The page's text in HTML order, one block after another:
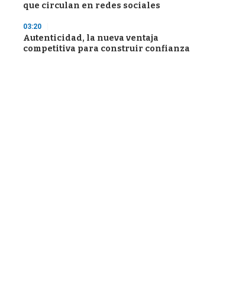
que circulan en redes sociales
03:20
Autenticidad, la nueva ventaja
competitiva para construir confianza